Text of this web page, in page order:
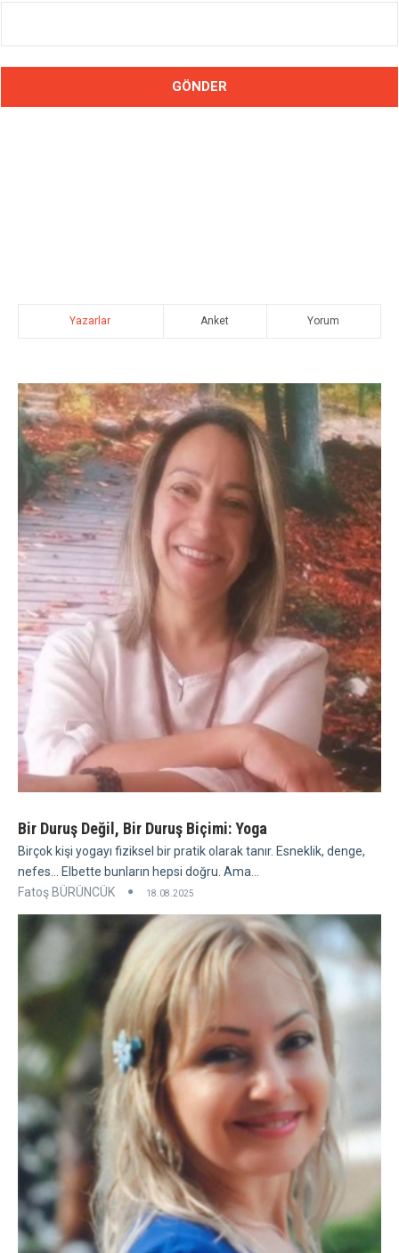
Yazarlar Anket Yorum
Bir Duruş Değil, Bir Duruş Biçimi: Yoga
Birçok kişi yogayı fiziksel bir pratik olarak tanır. Esneklik, denge,
nefes... Elbette bunların hepsi doğru. Ama...
Fatoş BÜRÜNCÜK
18.08.2025